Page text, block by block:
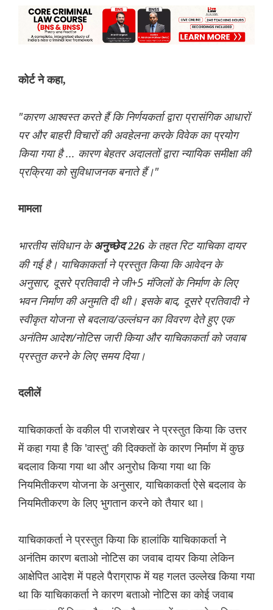
कोर्ट ने कहा,
"कारण आश्वस्त करते हैं कि निर्णयकर्ता द्वारा प्रासंगिक आधारों
पर और बाहरी विचारों की अवहेलना करके विवेक का प्रयोग
किया गया है ... कारण बेहतर अदालतों द्वारा न्यायिक समीक्षा की
प्रक्रिया को सुविधाजनक बनाते हैं।"
मामला
भारतीय संविधान केअनुच्छेद 226 के तहत रिट याचिका दायर
की गई है। याचिकाकर्ता ने प्रस्तुत किया कि आवेदन के
अनुसार, दूसरे प्रतिवादी ने जी+5 मंजिलों के निर्माण के लिए
भवन निर्माण की अनुमति दी थी। इसके बाद, दूसरे प्रतिवादी ने
स्वीकृत योजना से बदलाव/उल्लंघन का विवरण देते हुए एक
अनंतिम आदेश/नोटिस जारी किया और याचिकाकर्ता को जवाब
प्रस्तुत करने के लिए समय दिया।
दलीलें
याचिकाकर्ता के वकील पी राजशेखर ने प्रस्तुत किया कि उत्तर
में कहा गया है कि 'वास्तु' की दिक्‍कतों के कारण निर्माण में कुछ
बदलाव किया गया था और अनुरोध किया गया था कि
नियमितीकरण योजना के अनुसार, याचिकाकर्ता ऐसे बदलाव के
नियमितीकरण के लिए भुगतान करने को तैयार था।
याचिकाकर्ता ने प्रस्तुत किया कि हालांकि याचिकाकर्ता ने
अनंतिम कारण बताओ नोटिस का जवाब दायर किया लेकिन
आक्षेपित आदेश में पहले पैराग्राफ में यह गलत उल्लेख किया गया
था कि याचिकाकर्ता ने कारण बताओ नोटिस का कोई जवाब